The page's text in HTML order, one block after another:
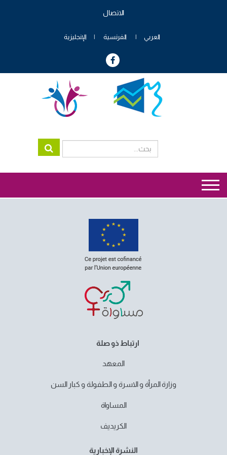
Menu
header
genre
الاتصال
العربي الفرنسية الإنجليزية
Menu
ارتباط ذو صلة
المعهد
وزارة المرأة و الاسرة و الطفولة و كبار السن
المساواة
الكريديف
النشرة الإخبارية